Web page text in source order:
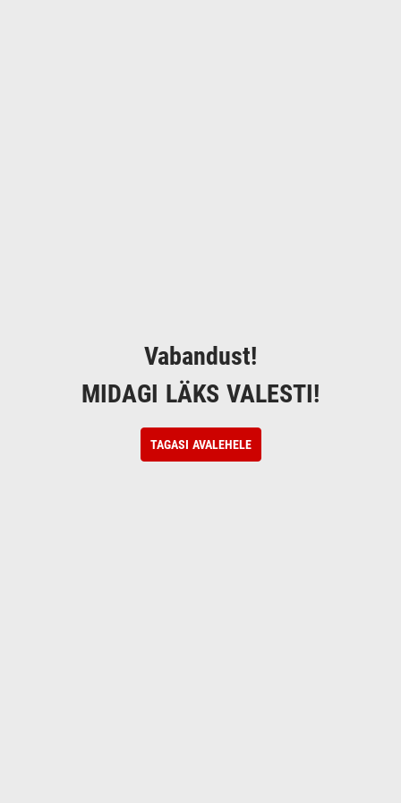
Vabandust!
MIDAGI LÄKS VALESTI!
TAGASI AVALEHELE